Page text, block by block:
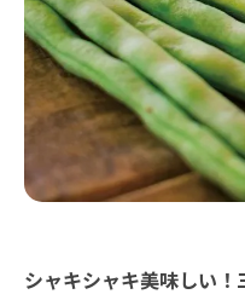
シャキシャキ美味しい